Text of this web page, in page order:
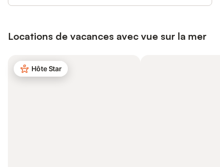
Locations de vacances avec vue sur la mer
Hôte Star